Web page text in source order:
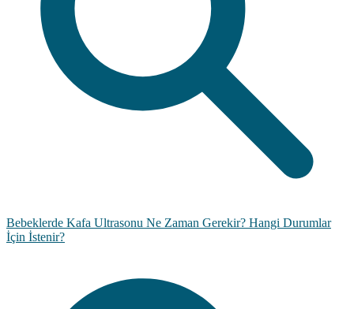
Bebeklerde Kafa Ultrasonu Ne Zaman Gerekir? Hangi Durumlar
İçin İstenir?